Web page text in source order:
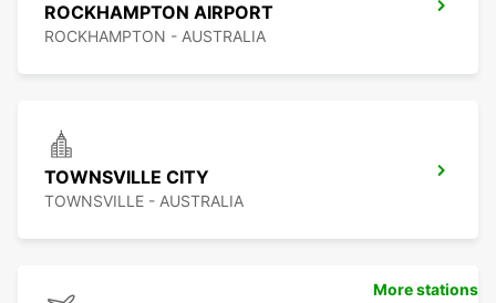
ROCKHAMPTON AIRPORT
ROCKHAMPTON - AUSTRALIA
TOWNSVILLE CITY
TOWNSVILLE - AUSTRALIA
More stations